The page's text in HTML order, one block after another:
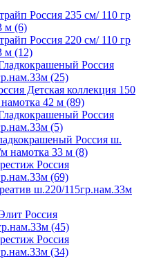
Россия 235 см/ 110 гр
м (6)
Россия 220 см/ 110 гр
м (12)
Россия
(25)
Детская коллекция 150
42 м (89)
Россия
(5)
Россия ш.
м намотка 33 м (8)
Россия
(69)
ш.220/115гр.нам.33м
Россия
(45)
Россия
(34)